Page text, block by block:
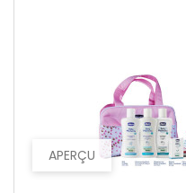
APERÇU